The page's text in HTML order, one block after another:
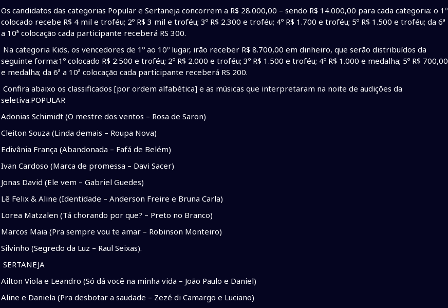
Os candidatos das categorias Popular e Sertaneja concorrem a R$ 28.000,00 – sendo R$ 14.000,00 para cada categoria: o 1º
colocado recebe R$ 4 mil e troféu; 2º R$ 3 mil e troféu; 3º R$ 2.300 e troféu; 4º R$ 1.700 e troféu; 5º R$ 1.500 e troféu; da 6ª
a 10ª colocação cada participante receberá RS 300.
Na categoria Kids, os vencedores de 1º ao 10º lugar, irão receber R$ 8.700,00 em dinheiro, que serão distribuídos da
seguinte forma:1º colocado R$ 2.500 e troféu; 2º R$ 2.000 e troféu; 3º R$ 1.500 e troféu; 4º R$ 1.000 e medalha; 5º R$ 700,00
e medalha; da 6ª a 10ª colocação cada participante receberá RS 200.
Confira abaixo os classificados [por ordem alfabética] e as músicas que interpretaram na noite de audições da
seletiva.POPULAR
Adonias Schimidt (O mestre dos ventos – Rosa de Saron)
Cleiton Souza (Linda demais – Roupa Nova)
Edivânia França (Abandonada – Fafá de Belém)
Ivan Cardoso (Marca de promessa – Davi Sacer)
Jonas David (Ele vem – Gabriel Guedes)
Lê Felix & Aline (Identidade – Anderson Freire e Bruna Carla)
Lorea Matzalen (Tá chorando por que? – Preto no Branco)
Marcos Maia (Pra sempre vou te amar – Robinson Monteiro)
Silvinho (Segredo da Luz – Raul Seixas).
SERTANEJA
Ailton Viola e Leandro (Só dá você na minha vida – João Paulo e Daniel)
Aline e Daniela (Pra desbotar a saudade – Zezé di Camargo e Luciano)